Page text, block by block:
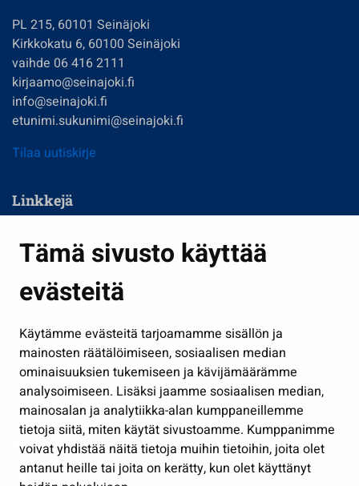
Tämä sivusto käyttää
evästeitä
Käytämme evästeitä tarjoamamme sisällön ja
mainosten räätälöimiseen, sosiaalisen median
ominaisuuksien tukemiseen ja kävijämäärämme
analysoimiseen. Lisäksi jaamme sosiaalisen median,
mainosalan ja analytiikka-alan kumppaneillemme
tietoja siitä, miten käytät sivustoamme. Kumppanimme
voivat yhdistää näitä tietoja muihin tietoihin, joita olet
antanut heille tai joita on kerätty, kun olet käyttänyt
PL 215, 60101 Seinäjoki
Kirkkokatu 6, 60100 Seinäjoki
vaihde 06 416 2111
kirjaamo@seinajoki.fi
info@seinajoki.fi
etunimi.sukunimi@seinajoki.fi
Tilaa uutiskirje
Linkkejä
Kasvatus ja opetus
Kulttuuri ja liikunta
Työ ja yrittäminen
Osallistu ja asioi
Näytä omat evästeasetukseni
Seuraa meitä